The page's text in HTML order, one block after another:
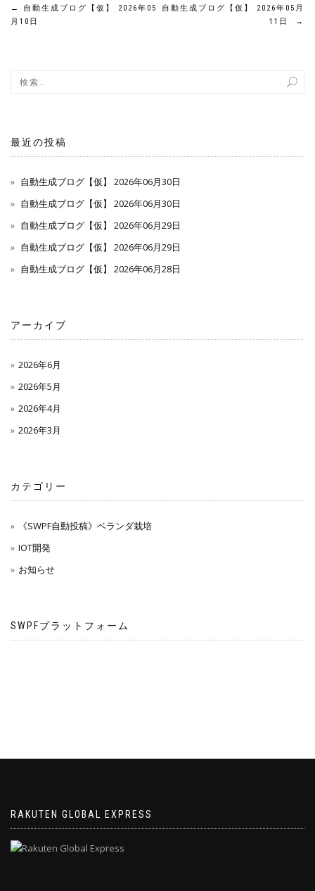
投
ナ
ゲ
ー
シ
ョ
ン
←
自動生成ブログ【仮】 2026年05
月10日
自動生成ブログ【仮】 2026年05月
11日
→
最近の投稿
自動生成ブログ【仮】 2026年06月30日
自動生成ブログ【仮】 2026年06月30日
自動生成ブログ【仮】 2026年06月29日
自動生成ブログ【仮】 2026年06月29日
自動生成ブログ【仮】 2026年06月28日
アーカイブ
2026年6月
2026年5月
2026年4月
2026年3月
カテゴリー
《SWPF自動投稿》ベランダ栽培
IOT開発
お知らせ
SWPFプラットフォーム
RAKUTEN GLOBAL EXPRESS